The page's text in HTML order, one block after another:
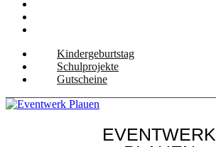
Kindergeburtstag
Schulprojekte
Gutscheine
EVENTWERK